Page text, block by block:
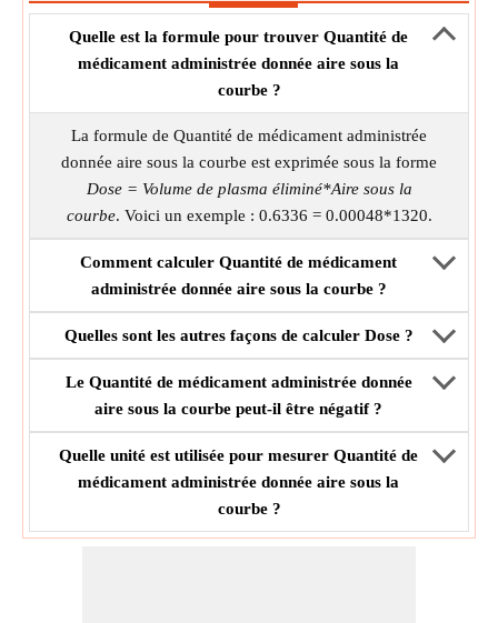
Quelle est la formule pour trouver Quantité de
médicament administrée donnée aire sous la
courbe ?
La formule de Quantité de médicament administrée
donnée aire sous la courbe est exprimée sous la forme
Dose = Volume de plasma éliminé*Aire sous la
courbe. Voici un exemple : 0.6336 = 0.00048*1320.
Comment calculer Quantité de médicament
administrée donnée aire sous la courbe ?
Quelles sont les autres façons de calculer Dose ?
Le Quantité de médicament administrée donnée
aire sous la courbe peut-il être négatif ?
Quelle unité est utilisée pour mesurer Quantité de
médicament administrée donnée aire sous la
courbe ?